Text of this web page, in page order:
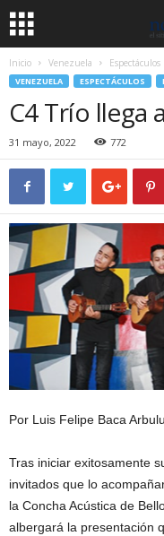
Inicio Venezuela Espectáculos
VENEZUELA ESPECTÁCULOS
C4 Trío llega
31 mayo, 2022 772
Por Luis Felipe Baca Arbulu
Tras iniciar exitosamente
invitados que lo
la Concha Acústica de
albergará la presentación